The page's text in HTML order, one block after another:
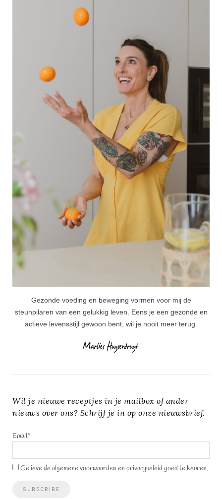
Gezonde voeding en beweging vormen voor mij de
steunpilaren van een gelukkig leven. Eens je een gezonde en
actieve levensstijl gewoon bent, wil je nooit meer terug.
Wil je nieuwe receptjes in je mailbox of ander
nieuws over ons? Schrijf je in op onze nieuwsbrief.
Email*
Gelieve de algemene voorwaarden en privacybeleid goed te keuren.